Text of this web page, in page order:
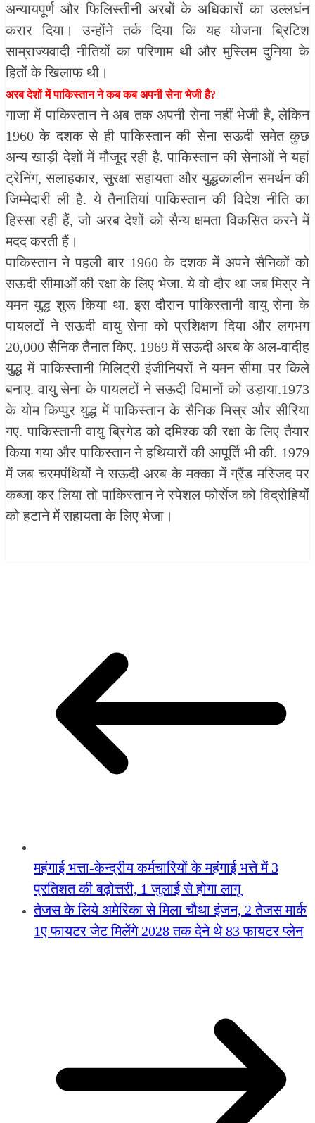
अन्यायपूर्ण और फिलिस्तीनी अरबों के अधिकारों का उल्लघंन
करार दिया। उन्होंने तर्क दिया कि यह योजना ब्रिटिश
साम्राज्यवादी नीतियों का परिणाम थी और मुस्लिम दुनिया के
हितों के खिलाफ थी।
अरब देशों में पाकिस्तान ने कब कब अपनी सेना भेजी है?
गाजा में पाकिस्तान ने अब तक अपनी सेना नहीं भेजी है, लेकिन
1960 के दशक से ही पाकिस्तान की सेना सऊदी समेत कुछ
अन्य खाड़ी देशों में मौजूद रही है. पाकिस्तान की सेनाओं ने यहां
ट्रेनिंग, सलाहकार, सुरक्षा सहायता और युद्धकालीन समर्थन की
जिम्मेदारी ली है. ये तैनातियां पाकिस्तान की विदेश नीति का
हिस्सा रही हैं, जो अरब देशों को सैन्य क्षमता विकसित करने में
मदद करती हैं।
पाकिस्तान ने पहली बार 1960 के दशक में अपने सैनिकों को
सऊदी सीमाओं की रक्षा के लिए भेजा. ये वो दौर था जब मिस्र ने
यमन युद्ध शुरू किया था. इस दौरान पाकिस्तानी वायु सेना के
पायलटों ने सऊदी वायु सेना को प्रशिक्षण दिया और लगभग
20,000 सैनिक तैनात किए. 1969 में सऊदी अरब के अल-वादीह
युद्ध में पाकिस्तानी मिलिट्री इंजीनियरों ने यमन सीमा पर किले
बनाए. वायु सेना के पायलटों ने सऊदी विमानों को उड़ाया.1973
के योम किप्पुर युद्ध में पाकिस्तान के सैनिक मिस्र और सीरिया
गए. पाकिस्तानी वायु ब्रिगेड को दमिश्क की रक्षा के लिए तैयार
किया गया और पाकिस्तान ने हथियारों की आपूर्ति भी की. 1979
में जब चरमपंथियों ने सऊदी अरब के मक्का में ग्रैंड मस्जिद पर
कब्जा कर लिया तो पाकिस्तान ने स्पेशल फोर्सेज को विद्रोहियों
को हटाने में सहायता के लिए भेजा।
महंगाई भत्ता-केन्द्रीय कर्मचारियों के महंगाई भत्ते में 3
प्रतिशत की बढ़ोत्तरी, 1 जुलाई से होगा लागू
तेजस के लिये अमेरिका से मिला चौथा इंजन, 2 तेजस मार्क
1ए फायटर जेट मिलेंगे 2028 तक देने थे 83 फायटर प्लेन